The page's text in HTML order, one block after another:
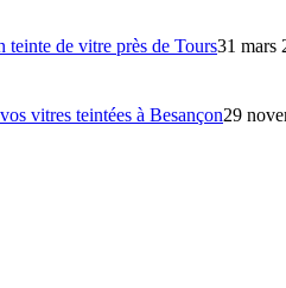
teinte de vitre près de Tours31 mars
vitres teintées à Besançon29